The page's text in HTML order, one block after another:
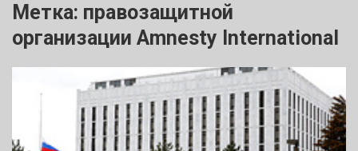
Метка: правозащитной
организации Amnesty International